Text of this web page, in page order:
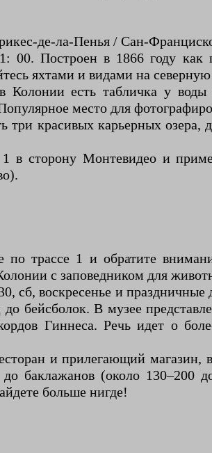
де-ла-Пенья / Сан-
Построен в 1866 году как
яхтами и видами на северную
есть табличка у
место для
красивых карьерных
в сторону Монтевидео и
по трассе 1 и обратите
с заповедником для
сб, воскресенье и
бейсболок. В музее
Гиннеса. Речь идет о
и прилегающий
баклажанов (около 130–200
больше нигде!